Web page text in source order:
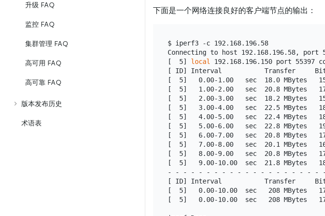
升级 FAQ
监控 FAQ
集群管理 FAQ
高可用 FAQ
高可靠 FAQ
版本发布历史
术语表
下面是一个网络连接良好的客户端节点的输出：
$ iperf3 -c 192.168.196.58
Connecting to host 192.168.196.58, port
[  5] local
192.168.196.150 port 55397
[ ID] Interval           Transfer
[  5]   0.00-1.00   sec  18.0 MBytes
[  5]   1.00-2.00   sec  20.8 MBytes
[  5]   2.00-3.00   sec  18.2 MBytes
[  5]   3.00-4.00   sec  22.5 MBytes
[  5]   4.00-5.00   sec  22.4 MBytes
[  5]   5.00-6.00   sec  22.8 MBytes
[  5]   6.00-7.00   sec  20.8 MBytes
[  5]   7.00-8.00   sec  20.1 MBytes
[  5]   8.00-9.00   sec  20.8 MBytes
[  5]   9.00-10.00  sec  21.8 MBytes
- - - - - - - - - - - - - - - - - - - -
[ ID] Interval           Transfer
[  5]   0.00-10.00  sec   208 MBytes
[  5]   0.00-10.00  sec   208 MBytes